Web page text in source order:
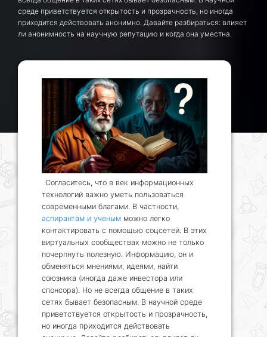
среде приветствуется открытость и прозрачность, но иногда
приходится действовать анонимно. Давайте разбираться: влияет
ли анонимность на научную репутацию и когда она уместна.
Согласитесь, что в век информационных
технологий важно уметь пользоваться
современными благами. В частности,
аспирантам и ученым можно легко
контактировать с помощью соцсетей. В этих
виртуальных сообществах можно не только
почерпнуть полезную. Информацию, он и
обменяться мнениями, идеями, найти
союзника (иногда даже инвестора или
спонсора). Но не всегда общение в таких
сетях бывает безопасным. В научной среде
приветствуется открытость и прозрачность,
но иногда приходится действовать